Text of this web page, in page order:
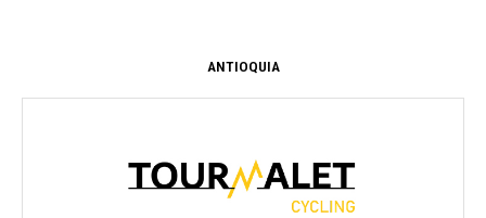
ANTIOQUIA
Dirección: CR 68 A 44 15
Medellín
- Antioquia